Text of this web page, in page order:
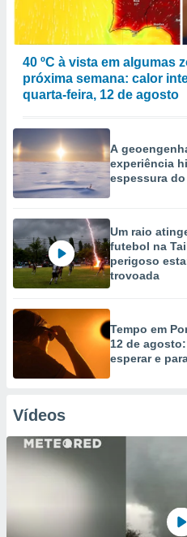
40 ºC à vista em algumas
próxima semana: calor
quarta-feira, 12 de agosto
A
experiência
espessura
Um raio
futebol na
perigoso
trovoada
Tempo em
12 de
esperar e
Vídeos